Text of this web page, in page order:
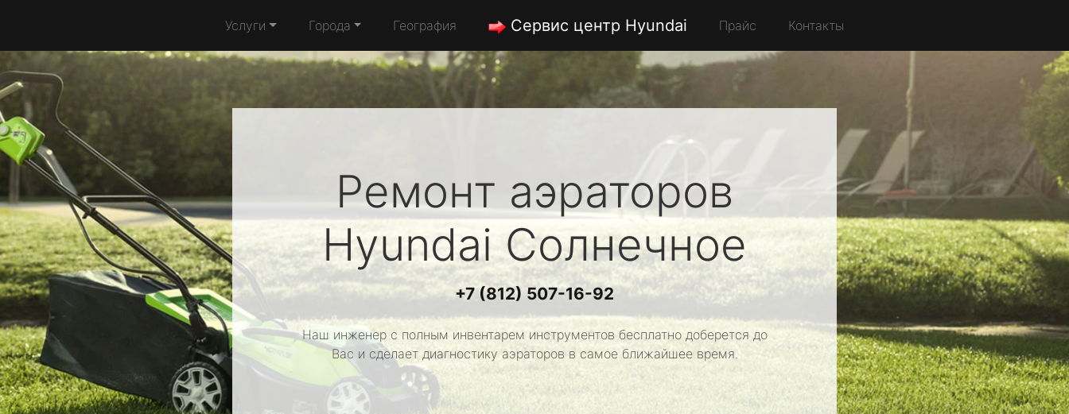
Услуги Города География Сервис центр Hyundai Прайс Контакты
Ремонт аэраторов
HyundaiСолнечное
+7 (812) 507-16-92
Наш инженер с полным инвентарем инструментов бесплатно доберется до
Вас и сделает диагностику аэраторов в самое ближайшее время.